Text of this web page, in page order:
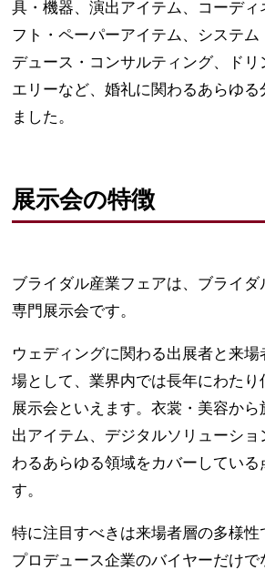
具・機器、演出アイテム、コーデ
フト・ペーパーアイテム、システム
デュース・コンサルティング、ドリ
エリーなど、婚礼に関わるあらゆる
ました。
展示会の特徴
ブライダル産業フェアは、ブライダ
専門展示会です。
ウェディングに関わる出展者と来場
場として、業界内では長年にわたり
展示会といえます。衣裳・美容か
出アイテム、デジタルソリューショ
わるあらゆる領域をカバーしてい
す。
特に注目すべきは来場者層の多様
プロデュース企業のバイヤーだけで